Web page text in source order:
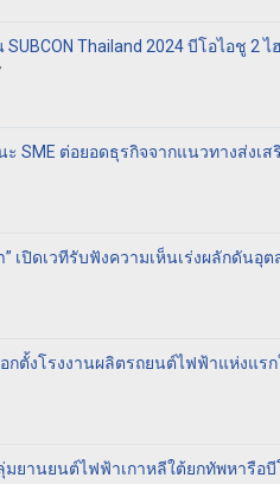
SUBCON Thailand 2024 บีโอไอชู
ะ SME ต่อยอดธุรกิจจากแนวทางส่งเ
” เปิดเวทีรับฟังความเห็นเร่งผลักดัน
อกตั้งโรงงานผลิตรถยนต์ไฟฟ้าแห่งแ
มยานยนต์ไฟฟ้าเกาหลีใต้ยกทัพหารือบี